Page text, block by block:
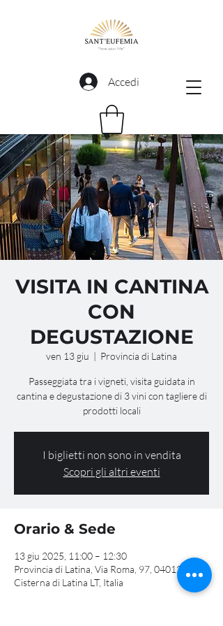
Accedi
VISITA IN CANTINA
CON
DEGUSTAZIONE
ven 13 giu
  |
Provincia di Latina
Passeggiata tra i vigneti, visita guidata in
cantina e degustazione di 3 vini con tagliere di
prodotti locali
I biglietti non sono in vendita
Scopri gli altri eventi
Orario & Sede
13 giu 2025, 11:00 – 12:30
Provincia di Latina, Via Roma, 97, 04012
Cisterna di Latina LT, Italia